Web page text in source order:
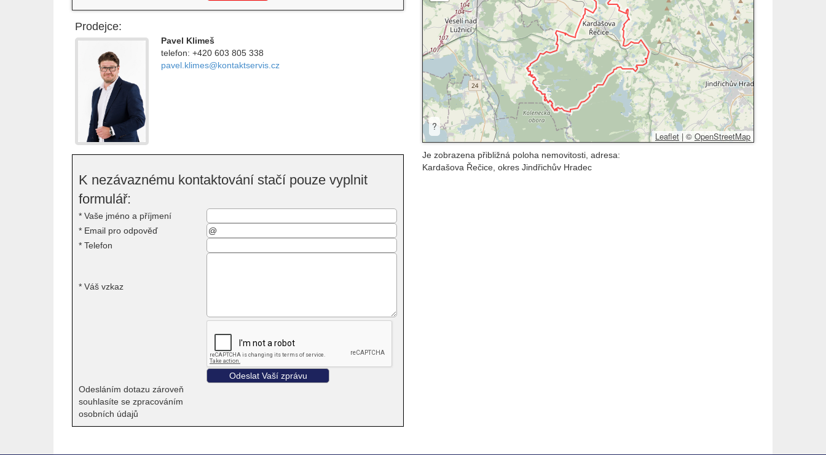
Prodejce:
Pavel Klimeš
telefon: +420 603 805 338
pavel.klimes@kontaktservis.cz
K nezávaznému kontaktování stačí pouze vyplnit
formulář:
* Vaše jméno a příjmení
* Email pro odpověď
* Telefon
* Váš vzkaz
Odesláním dotazu zároveň
souhlasíte se zpracováním
osobních údajů
?
Leaflet | © OpenStreetMap
Je zobrazena přibližná poloha nemovitosti, adresa:
Kardašova Řečice, okres Jindřichův Hradec